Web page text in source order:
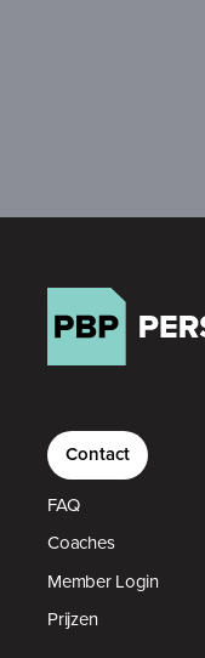
Contact
FAQ
Coaches
Member Login
Prijzen